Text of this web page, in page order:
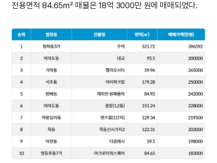
전용면적 84.65㎡ 매물은 18억 3000만 원에 매매되었다.